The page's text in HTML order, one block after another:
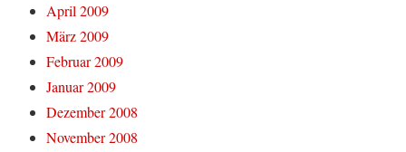
April 2009
März 2009
Februar 2009
Januar 2009
Dezember 2008
November 2008